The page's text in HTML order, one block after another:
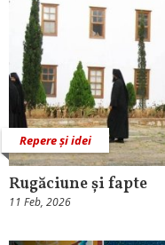
Repere și idei
Rugăciune și fapte
11 Feb, 2026